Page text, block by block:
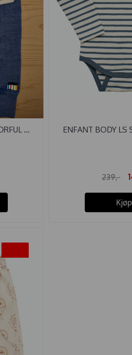
... ENFANT BODY LS
239,-
Kjøp